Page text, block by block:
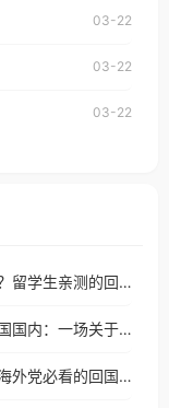
、欧洲等国家和地区
这个问题
」的问题，无论人在
03-22
03-22
03-22
海外看电视地区限制怎么办下载不了？留学生亲测的回国加速方案（附2026世界杯观赛技巧）
在菲律宾用陌陌怎么把定位修改到中国国内：一场关于归属感与连接的探索
比利时怎么打不开美团外卖商家版？海外党必看的回国加速全攻略